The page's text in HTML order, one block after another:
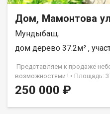
Дом, Мамонтова ул
Мундыбаш,
дом дерево 37.2м² ,
Представляем к продаже
возможностями ! • Площадь:
требует внутреннего
подведена холодная вода от
250 000 ₽